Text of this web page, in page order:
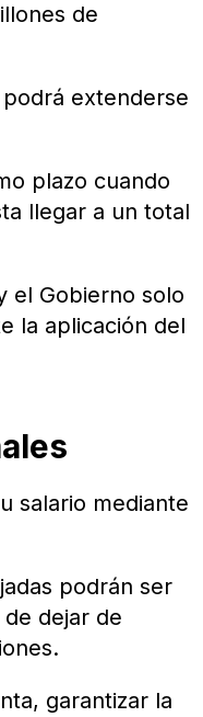
de
extenderse
plazo cuando
llegar a un total
el Gobierno solo
la aplicación del
salario mediante
podrán ser
dejar de
garantizar la